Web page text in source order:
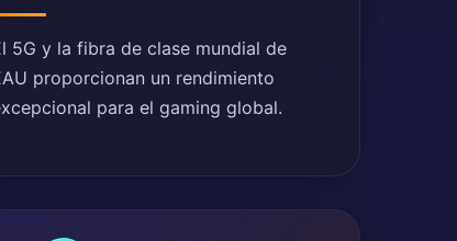
5G y la fibra de clase mundial de
proporcionan un rendimiento
para el gaming global.